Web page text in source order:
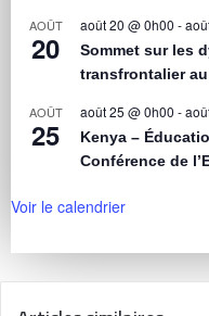
AOÛT
20
août 20 @ 0h00 -
Sommet sur les
transfrontalier
AOÛT
25
août 25 @ 0h00 -
Kenya –
Conférence de
Voir le calendrier